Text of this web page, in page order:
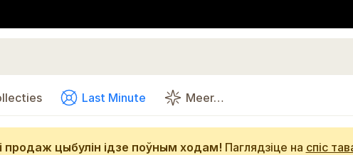
Last Minute Meer…
продаж цыбулін ідзе поўным ходам! Паглядзіце на спіс